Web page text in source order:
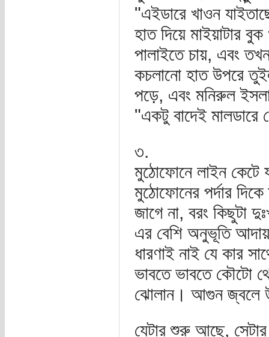
"এইডারে খাওন
হাত দিয়ে মাইয়াটার
পালাইতে চায়, এবং
কচলানো হাত উপরে
পড়ে, এবং মনিরুল
"একটু বাদেই মালডারে
৩.
মুঠোফোনে লাইন কেটে
মুঠোফোনের পর্দার
জাগে না, বরং কিছুটা
এর বেশি অনুভূতি
ধারণাই নাই যে কার
ভাবতে ভাবতে কৌটো
ঝোলান। আগুন জ্বলে
যেটার শুরু আছে,